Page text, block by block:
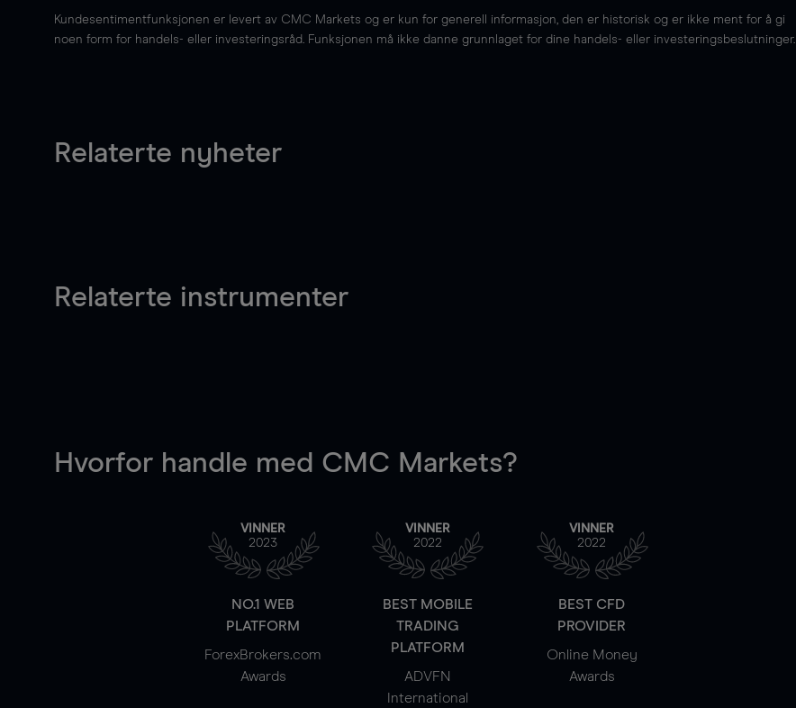
Kundesentimentfunksjonen er levert av CMC Markets og er kun for generell informasjon, den er historisk og er ikke ment for å gi
noen form for handels- eller investeringsråd. Funksjonen må ikke danne grunnlaget for dine handels- eller investeringsbeslutninger.
Relaterte nyheter
Relaterte instrumenter
Hvorfor handle med CMC Markets?
VINNER
2023
NO.1 WEB
PLATFORM
ForexBrokers.com
Awards
VINNER
2022
BEST MOBILE
TRADING
PLATFORM
ADVFN
International
VINNER
2022
BEST CFD
PROVIDER
Online Money
Awards